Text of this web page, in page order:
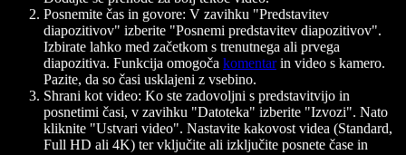
Posnemite čas in govore: V zavihku "Predstavitev
diapozitivov" izberite "Posnemi predstavitev diapozitivov".
Izbirate lahko med začetkom s trenutnega ali prvega
diapozitiva. Funkcija omogoča komentarin video s kamero.
Pazite, da so časi usklajeni z vsebino.
Shrani kot video: Ko ste zadovoljni s predstavitvijo in
posnetimi časi, v zavihku "Datoteka" izberite "Izvozi". Nato
kliknite "Ustvari video". Nastavite kakovost videa (Standard,
Full HD ali 4K) ter vključite ali izključite posnete čase in